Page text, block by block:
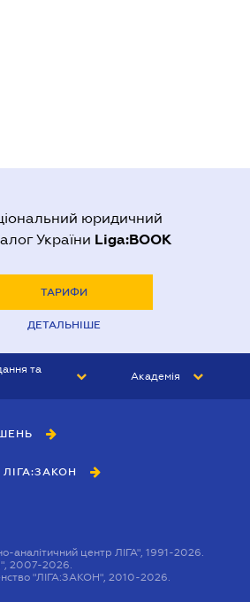
юридичний
України Liga:BOOK
ТАРИФИ
ДЕТАЛЬНІШЕ
та
Академія
аналітичний центр ЛІГА", 1991-2026.
2007-2026.
"ЛІГА:ЗАКОН", 2010-2026.